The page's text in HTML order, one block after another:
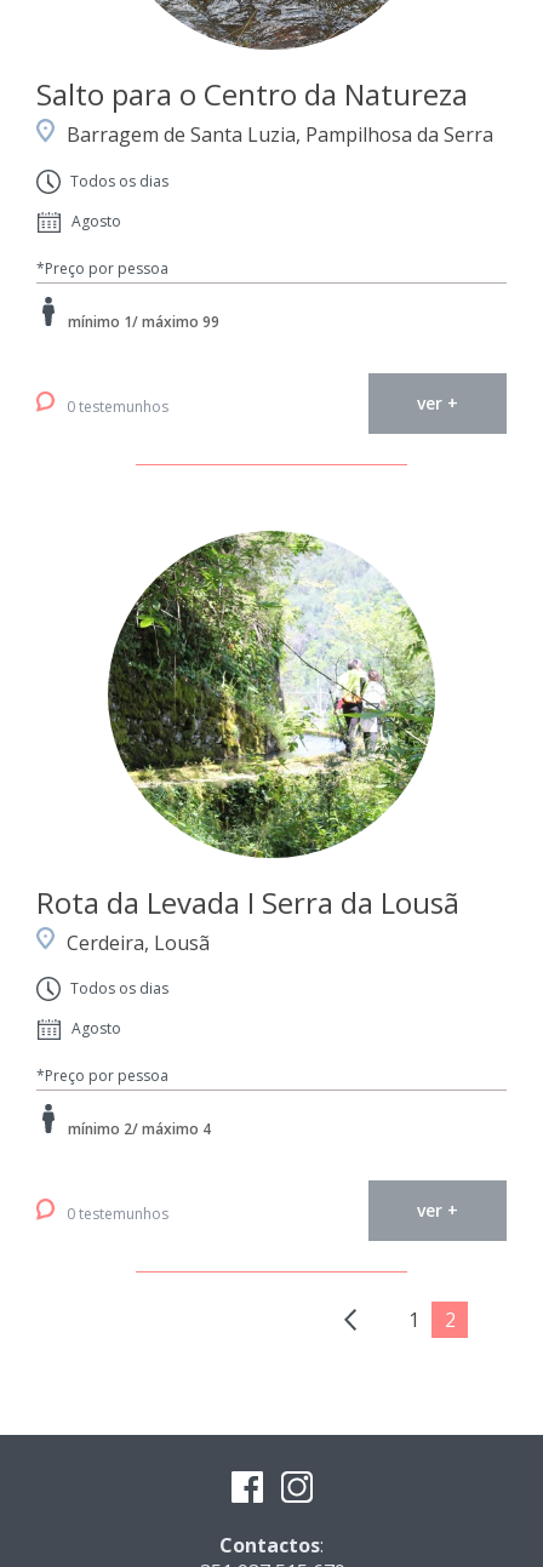
Salto para o Centro da Natureza
Barragem de Santa Luzia, Pampilhosa da Serra
Todos os dias
Agosto
*Preço por pessoa
mínimo 1/ máximo 99
0 testemunhos ver +
Rota da Levada I Serra da Lousã
Cerdeira, Lousã
Todos os dias
Agosto
*Preço por pessoa
mínimo 2/ máximo 4
0 testemunhos ver +
1 2
Contactos: